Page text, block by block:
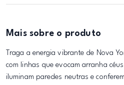
Mais sobre o produto
Traga a energia vibrante de Nova
com linhas que evocam arranha
iluminam paredes neutras e